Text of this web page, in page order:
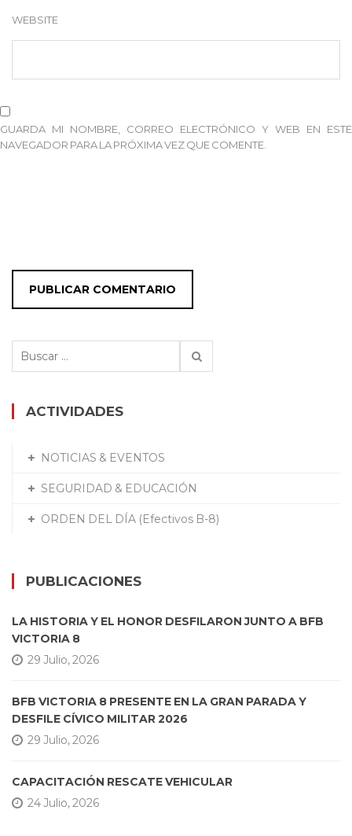
WEBSITE
GUARDA MI NOMBRE, CORREO ELECTRÓNICO Y WEB EN ESTE
NAVEGADOR PARA LA PRÓXIMA VEZ QUE COMENTE.
Buscar:
ACTIVIDADES
NOTICIAS & EVENTOS
SEGURIDAD & EDUCACIÓN
ORDEN DEL DÍA (Efectivos B-8)
PUBLICACIONES
LA HISTORIA Y EL HONOR DESFILARON JUNTO A BFB
VICTORIA 8
29 Julio, 2026
BFB VICTORIA 8 PRESENTE EN LA GRAN PARADA Y
DESFILE CÍVICO MILITAR 2026
29 Julio, 2026
CAPACITACIÓN RESCATE VEHICULAR
24 Julio, 2026